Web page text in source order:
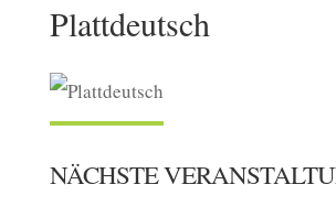
Plattdeutsch
NÄCHSTE